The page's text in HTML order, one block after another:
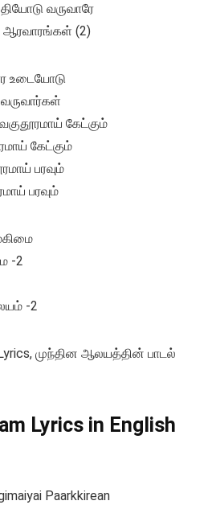
வருவாரே
ஆரவாரங்கள் (2)
உடையோடு
கேட்கும்
கேட்கும்
பரவும்
பரவும்
-2
-2
முந்தின ஆலயத்தின் பாடல்
Lyrics in English
Paarkkirean